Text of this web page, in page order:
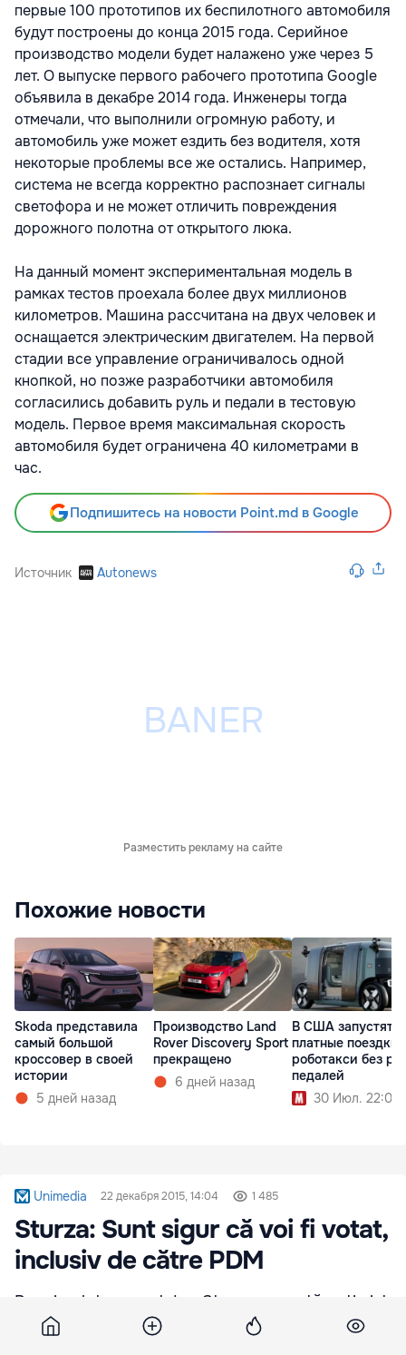
первые 100 прототипов их беспилотного автомобиля
будут построены до конца 2015 года. Серийное
производство модели будет налажено уже через 5
лет. О выпуске первого рабочего прототипа Google
объявила в декабре 2014 года. Инженеры тогда
отмечали, что выполнили огромную работу, и
автомобиль уже может ездить без водителя, хотя
некоторые проблемы все же остались. Например,
система не всегда корректно распознает сигналы
светофора и не может отличить повреждения
дорожного полотна от открытого люка.
На данный момент экспериментальная модель в
рамках тестов проехала более двух миллионов
километров. Машина рассчитана на двух человек и
оснащается электрическим двигателем. На первой
стадии все управление ограничивалось одной
кнопкой, но позже разработчики автомобиля
согласились добавить руль и педали в тестовую
модель. Первое время максимальная скорость
автомобиля будет ограничена 40 километрами в
час.
Подпишитесь на новости Point.md в Google
Источник Autonews
Разместить рекламу на сайте
Похожие новости
Skoda представила
самый большой
кроссовер в своей
истории
5 дней назад
Производство Land
Rover Discovery Sport
прекращено
6 дней назад
В США запустят
платные поездки
роботакси без
педалей
30 Июл. 22:00
Unimedia 22 декабря 2015, 14:04 1 485
Sturza: Sunt sigur că voi fi votat,
inclusiv de către PDM
Premierul desemnat, Ion Sturza, se arată optimist
în ceea ce privește șansele de a primi vot de